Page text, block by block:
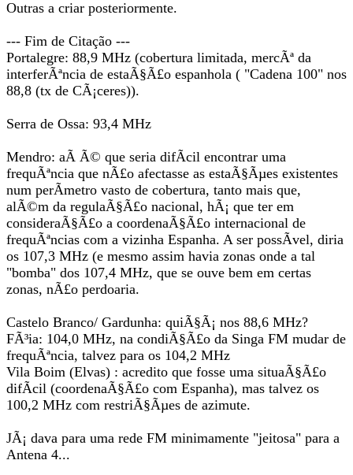
Outras a criar posteriormente.
--- Fim de Citação ---
Portalegre: 88,9 MHz (cobertura limitada, mercÃª da
interferÃªncia de estaÃ§Ã£o espanhola ( "Cadena 100" nos
88,8 (tx de CÃ¡ceres)).
Serra de Ossa: 93,4 MHz
Mendro: aÃ­ Ã© que seria difÃ­cil encontrar uma
frequÃªncia que nÃ£o afectasse as estaÃ§Ãµes existentes
num perÃ­metro vasto de cobertura, tanto mais que,
alÃ©m da regulaÃ§Ã£o nacional, hÃ¡ que ter em
consideraÃ§Ã£o a coordenaÃ§Ã£o internacional de
frequÃªncias com a vizinha Espanha. A ser possÃ­vel, diria
os 107,3 MHz (e mesmo assim havia zonas onde a tal
"bomba" dos 107,4 MHz, que se ouve bem em certas
zonas, nÃ£o perdoaria.
Castelo Branco/ Gardunha: quiÃ§Ã¡ nos 88,6 MHz?
FÃ³ia: 104,0 MHz, na condiÃ§Ã£o da Singa FM mudar de
frequÃªncia, talvez para os 104,2 MHz
Vila Boim (Elvas) : acredito que fosse uma situaÃ§Ã£o
difÃ­cil (coordenaÃ§Ã£o com Espanha), mas talvez os
100,2 MHz com restriÃ§Ãµes de azimute.
JÃ¡ dava para uma rede FM minimamente "jeitosa" para a
Antena 4...